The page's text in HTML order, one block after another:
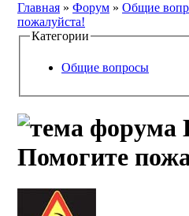
Главная » Форум » Общие
пожалуйста!
Категории
Общие вопросы
Помогите